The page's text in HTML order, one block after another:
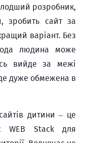
розробник,
зробить сайт за
варіант. Без
людина може
вийде за межі
дуже обмежена в
дитини – це
WEB Stack для